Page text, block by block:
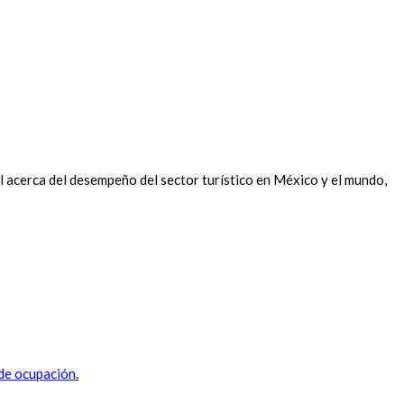
del desempeño del sector turístico en México y el mundo,
ocupación.